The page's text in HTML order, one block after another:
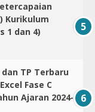
Kurikulum
1 dan 4)
TP Terbaru
Fase C
Ajaran 2024-